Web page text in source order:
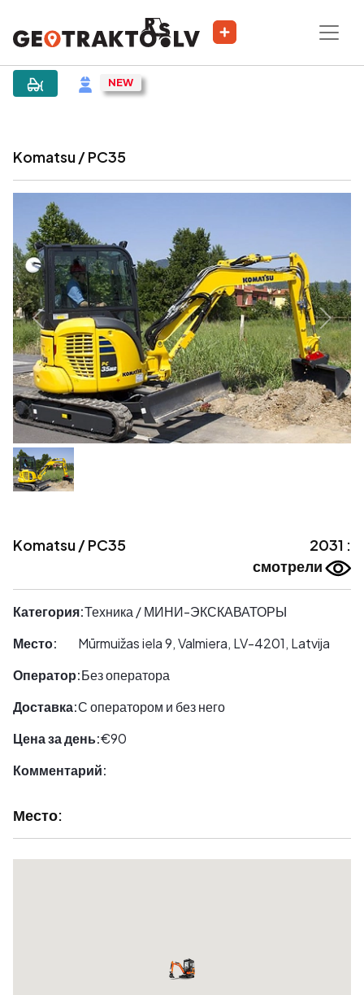
|Объявление
Komatsu / PC35
Komatsu / PC35
2031 :
смотрели
Категория:Техника / МИНИ-ЭКСКАВАТОРЫ
Место:
Mūrmuižas iela 9, Valmiera, LV-4201, Latvija
Оператор:Без оператора
Доставка:С оператором и без него
Цена за день:€90
Комментарий:
Место: